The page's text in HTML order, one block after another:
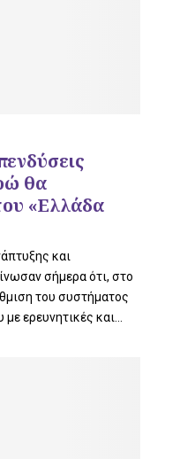
θα
«Ελλάδα
και
σήμερα ότι, στο
του συστήματος
ερευνητικές και...